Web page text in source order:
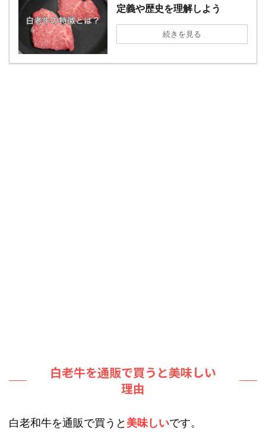
定義や歴史を理解しよう
続きを見る
白老牛を通販で買うと美味しい
理由
白老和牛を通販で買うと 美味しいです。